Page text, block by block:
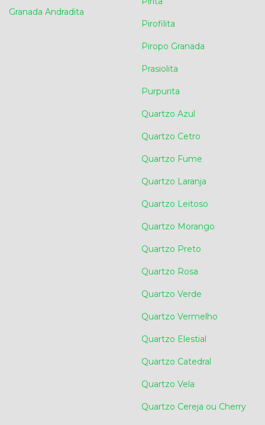
Granada Andradita
Pirofilita
Piropo Granada
Prasiolita
Purpurita
Quartzo Azul
Quartzo Cetro
Quartzo Fume
Quartzo Laranja
Quartzo Leitoso
Quartzo Morango
Quartzo Preto
Quartzo Rosa
Quartzo Verde
Quartzo Vermelho
Quartzo Elestial
Quartzo Catedral
Quartzo Vela
Quartzo Cereja ou Cherry